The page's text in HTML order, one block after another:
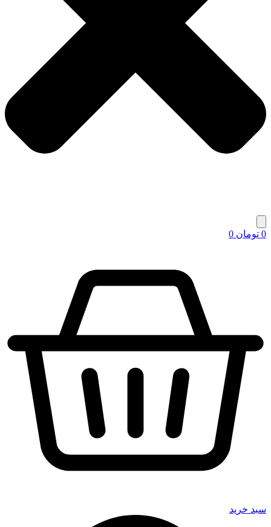
0 تومان 0
سبد خرید